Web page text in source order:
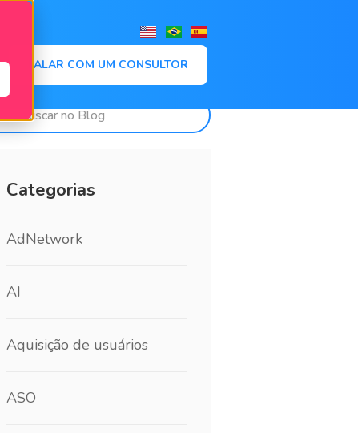
FALAR COM UM CONSULTOR
Categorias
AdNetwork
AI
Aquisição de usuários
ASO